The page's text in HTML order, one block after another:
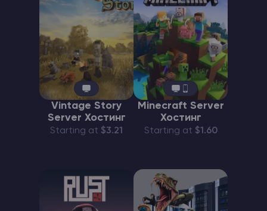
Vintage Story
Server Хостинг
Starting at $3.21
Minecraft Server
Хостинг
Starting at $1.60